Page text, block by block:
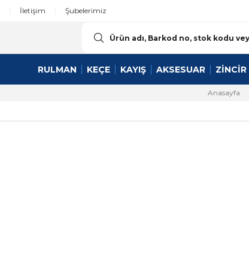
İletişim Şubelerimiz
RULMAN KEÇE KAYIŞ AKSESUAR ZİNCİR
Anasayfa